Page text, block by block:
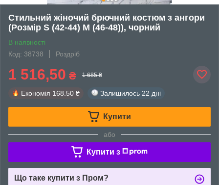
Стильний жіночий брючний костюм з ангори
(Розмір S (42-44) M (46-48)), чорний
В наявності
Код: 38738
Роздріб
1 516,50 ₴ 1 685 ₴
Економія 168.50 ₴ Залишилось 22 дні
Купити
або
Купити з
Що таке купити з Пром?